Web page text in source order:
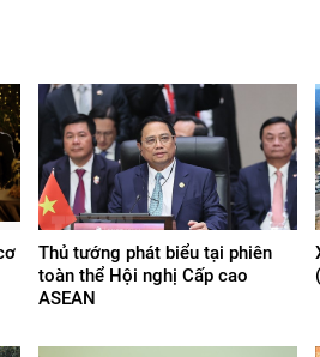
Thủ tướng phát biểu tại phiên
toàn thể Hội nghị Cấp cao
ASEAN